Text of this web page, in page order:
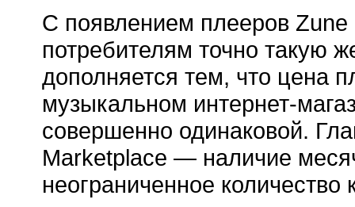
С появлением плееров
потребителям точно такую
дополняется тем, что цена
музыкальном интернет-
совершенно одинаковой.
Marketplace — наличие
неограниченное количество